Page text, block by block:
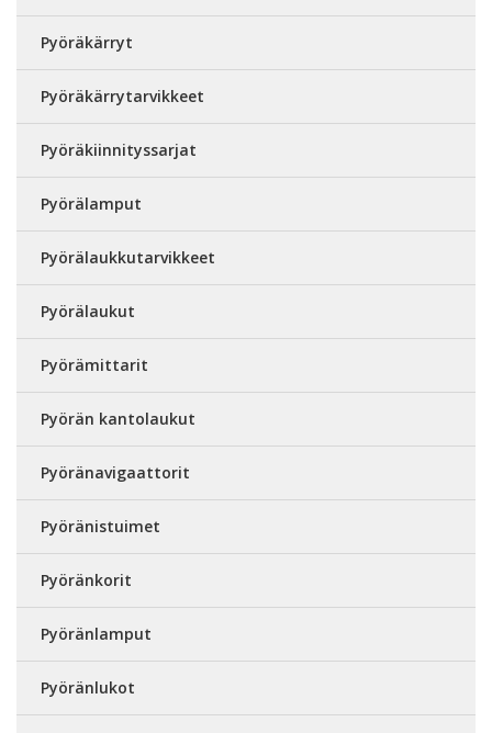
Pyöräkärryt
Pyöräkärrytarvikkeet
Pyöräkiinnityssarjat
Pyörälamput
Pyörälaukkutarvikkeet
Pyörälaukut
Pyörämittarit
Pyörän kantolaukut
Pyöränavigaattorit
Pyöränistuimet
Pyöränkorit
Pyöränlamput
Pyöränlukot